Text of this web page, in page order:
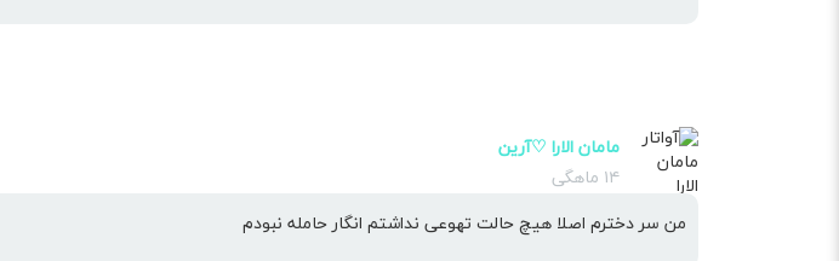
مامان الارا ♡آرین
۱۴ ماهگی
من سر دخترم اصلا هیچ حالت تهوعی نداشتم انگار حامله نبودم